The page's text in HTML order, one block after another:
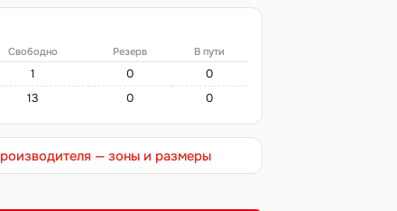
Свободно Резерв В пути
1 0
0
13 0 0
— зоны и размеры